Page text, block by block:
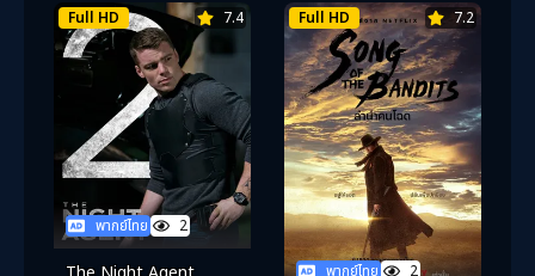
Full HD 7.4
พากย์ไทย 2
Full HD 7.2
พากย์ไทย 2